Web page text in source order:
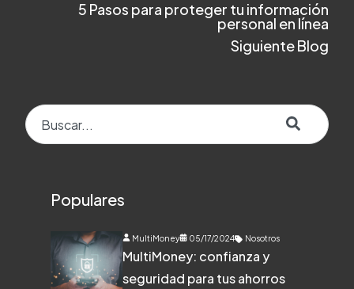
5 Pasos para proteger tu información
personal en línea
Siguiente Blog
Esto es un campo de búsqueda con una función de texto
Populares
MultiMoney 05/17/2024 Nosotros
MultiMoney: confianza y
seguridad para tus ahorros